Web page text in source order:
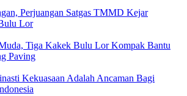
Perjuangan Satgas TMMD Kejar
Lor
Tiga Kakek Bulu Lor Kompak Bantu
Paving
Kekuasaan Adalah Ancaman Bagi